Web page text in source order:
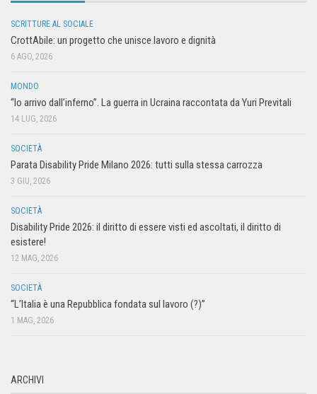
SCRITTURE AL SOCIALE
CrottAbile: un progetto che unisce lavoro e dignità
6 AGO, 2026
MONDO
“Io arrivo dall’inferno”. La guerra in Ucraina raccontata da Yuri Previtali
14 LUG, 2026
SOCIETÀ
Parata Disability Pride Milano 2026: tutti sulla stessa carrozza
3 GIU, 2026
SOCIETÀ
Disability Pride 2026: il diritto di essere visti ed ascoltati, il diritto di
esistere!
12 MAG, 2026
SOCIETÀ
“L’Italia è una Repubblica fondata sul lavoro (?)”
1 MAG, 2026
ARCHIVI